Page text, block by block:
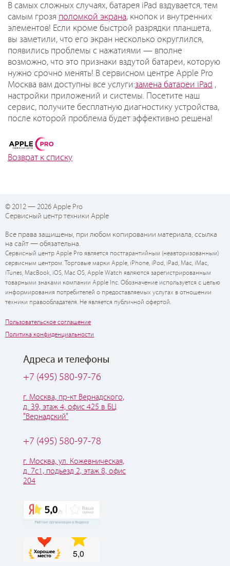
В самых сложных случаях, батарея iPad вздувается, тем
самым грозя поломкой экрана, кнопок и внутренних
элементов! Если кроме быстрой разрядки планшета,
вы заметили, что его экран несколько округлился,
появились проблемы с нажатиями — вполне
возможно, что это признаки вздутой батареи, которую
нужно срочно менять! В сервисном центре Apple Pro
Москва вам доступны все услуги:замена батареи iPad ,
настройки приложений и системы. Посетите наш
сервис, получите бесплатную диагностику устройства,
после которой проблема будет эффективно решена!
Возврат к списку
© 2012 — 2026 Apple Pro
Сервисный центр техники Apple
Все права защищены, при любом копировании материала, ссылка
на сайт — обязательна.
Сервисный центр Apple Pro является постгарантийным (неавторизованным)
сервисным центром. Торговые марки Apple, iPhone, iPod, iPad, Mac, iMac,
iTunes, MacBook, iOS, Mac OS, Apple Watch являются зарегистрированным
товарными знаками компании Apple Inc. Обозначение используется с целью
информирования потребителей о предоставляемых услугах в отношении
техники правообладателя. Не является публичной офертой.
Пользовательское соглашение
Политика конфиденциальности
Адреса и телефоны
+7 (495) 580-97-76
г. Москва, пр-кт Вернадского,
д. 39, этаж 4, офис 425 в БЦ
"Вернадский"
+7 (495) 580-97-78
г. Москва, ул. Кожевническая,
д. 7с1, подьезд 2, этаж 8, офис
204